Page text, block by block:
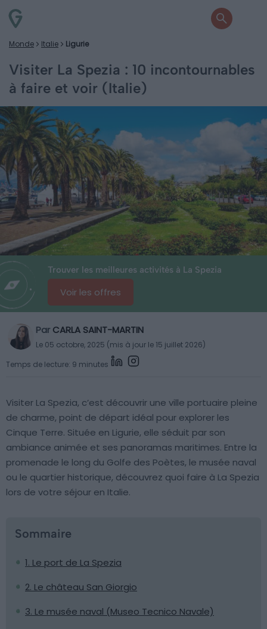
Monde Italie Ligurie
Visiter La Spezia : 10 incontournables
à faire et voir (Italie)
Trouver les meilleures activités à La Spezia
Voir les offres
Par CARLA SAINT-MARTIN
Le 05 octobre, 2025 (mis à jour le 15 juillet 2026)
Temps de lecture: 9 minutes
Visiter La Spezia, c’est découvrir une ville portuaire pleine
de charme, point de départ idéal pour explorer les
Cinque Terre. Située en Ligurie, elle séduit par son
ambiance animée et ses panoramas maritimes. Entre la
promenade le long du Golfe des Poètes, le musée naval
ou le quartier historique, découvrez quoi faire à La Spezia
lors de votre séjour en Italie.
Sommaire
1. Le port de La Spezia
2. Le château San Giorgio
3. Le musée naval (Museo Tecnico Navale)